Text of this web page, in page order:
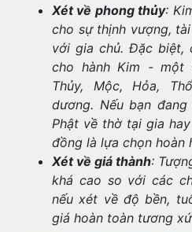
Xét về phong thủy:
cho sự thịnh vượng,
với gia chủ. Đặc biệt,
cho hành Kim - một
Thủy, Mộc, Hỏa,
dương. Nếu bạn
Phật về thờ tại gia
đồng là lựa chọn hoàn
Xét về giá thành:
khá cao so với các
nếu xét về độ bền,
giá hoàn toàn tương